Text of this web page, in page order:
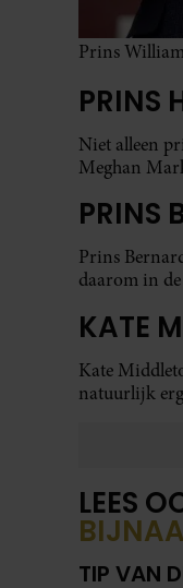
LEES
TIP VAN
Tussen
waren haar
Dit product
BEELD
#Royaltynl
LEES
Dit
die
baby
8